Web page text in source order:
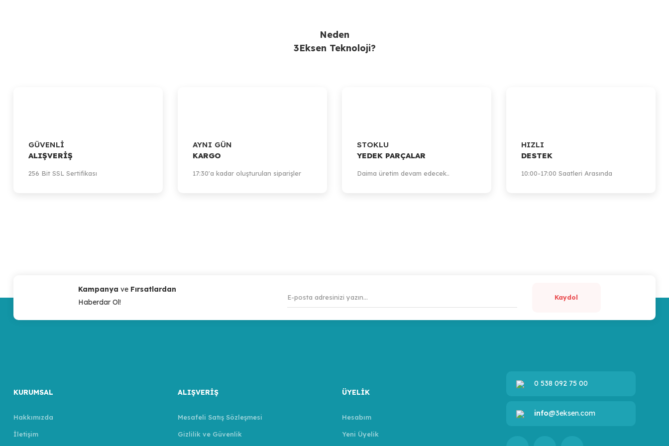
Neden
3Eksen Teknoloji?
GÜVENLİ
ALIŞVERİŞ
256 Bit SSL Sertifikası
AYNI GÜN
KARGO
17:30'a kadar oluşturulan siparişler
STOKLU
YEDEK PARÇALAR
Daima üretim devam edecek..
HIZLI
DESTEK
10:00-17:00 Saatleri Arasında
Kampanya ve Fırsatlardan
Haberdar Ol!
Kaydol
KURUMSAL
Hakkımızda
İletişim
ALIŞVERİŞ
Mesafeli Satış Sözleşmesi
Gizlilik ve Güvenlik
ÜYELİK
Hesabım
Yeni Üyelik
0 538 092 75 00
info@3eksen.com